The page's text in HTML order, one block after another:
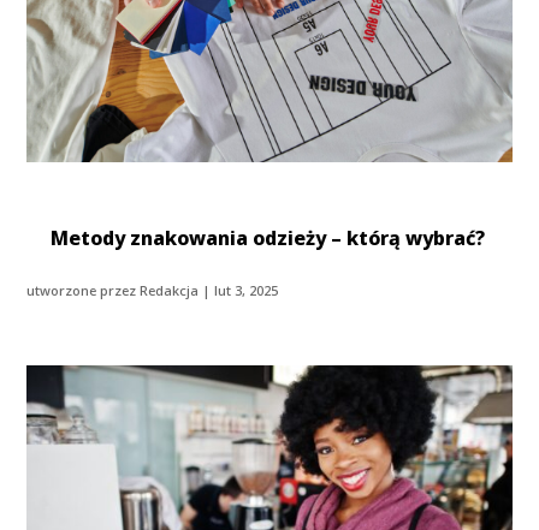
Metody znakowania odzieży – którą wybrać?
utworzone przezRedakcja |lut 3, 2025